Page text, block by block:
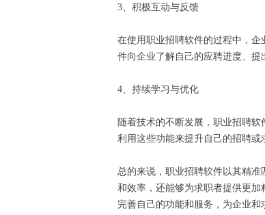
3、积极互动与反馈
在使用职业招聘软件的过程中，
件向企业了解自己的应聘进度、
4、持续学习与优化
随着技术的不断发展，职业招聘
利用这些功能来提升自己的招聘或
总的来说，职业招聘软件以其精
和效率，还能够为求职者提供更
完善自己的功能和服务，为企业和